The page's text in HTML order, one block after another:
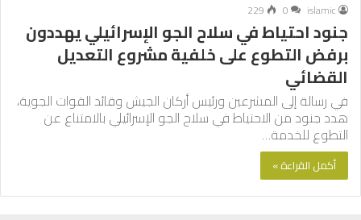
islamic
0
229
جنود احتياط في سلاح الجو الإسرائيلي يهددون
برفض التطوع على خلفية مشروع التعديل
القضائي
في رسالة إلى المشرعين ورئيس أركان الجيش وقائد القوات الجوية،
هدد جنود من الاحتياط في سلاح الجو الإسرائيلي بالامتناع عن
التطوع للخدمة…
أكمل القراءة »